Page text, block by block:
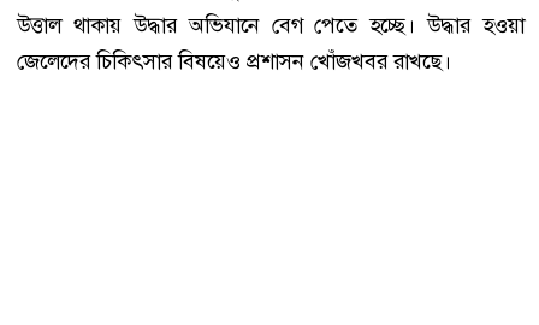
উত্তাল থাকায় উদ্ধার অভিযানে বেগ পেতে হচ্ছে। উদ্ধার হওয়া
জেলেদের চিকিৎসার বিষয়েও প্রশাসন খোঁজখবর রাখছে।